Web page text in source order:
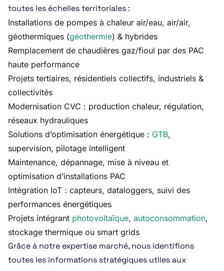
toutes les échelles territoriales :
Installations de pompes à chaleur air/eau, air/air,
géothermiques (géothermie) & hybrides
Remplacement de chaudières gaz/fioul par des PAC
haute performance
Projets tertiaires, résidentiels collectifs, industriels &
collectivités
Modernisation CVC : production chaleur, régulation,
réseaux hydrauliques
Solutions d’optimisation énergétique : GTB,
supervision, pilotage intelligent
Maintenance, dépannage, mise à niveau et
optimisation d’installations PAC
Intégration IoT : capteurs, dataloggers, suivi des
performances énergétiques
Projets intégrant photovoltaïque, autoconsommation,
stockage thermique ou smart grids
Grâce à notre expertise marché, nous identifions
toutes les informations stratégiques utiles aux